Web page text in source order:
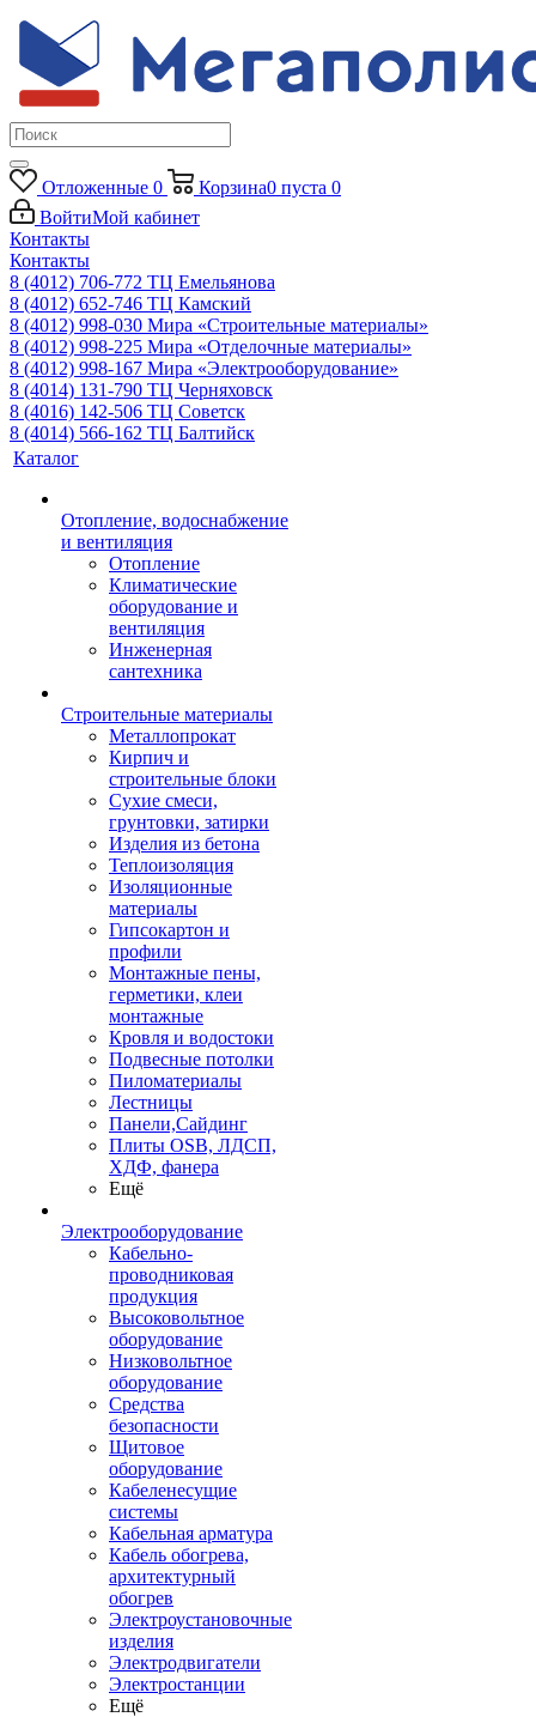
Отложенные 0 Корзина0 пуста 0
ВойтиМой кабинет
Контакты
Контакты
8 (4012) 706-772 ТЦ Емельянова
8 (4012) 652-746 ТЦ Камский
8 (4012) 998-030 Мира «Строительные материалы»
8 (4012) 998-225 Мира «Отделочные материалы»
8 (4012) 998-167 Мира «Электрооборудование»
8 (4014) 131-790 ТЦ Черняховск
8 (4016) 142-506 ТЦ Советск
8 (4014) 566-162 ТЦ Балтийск
Каталог
Отопление, водоснабжение
и вентиляция
Отопление
Климатические
оборудование и
вентиляция
Инженерная
сантехника
Строительные материалы
Металлопрокат
Кирпич и
строительные блоки
Сухие смеси,
грунтовки, затирки
Изделия из бетона
Теплоизоляция
Изоляционные
материалы
Гипсокартон и
профили
Монтажные пены,
герметики, клеи
монтажные
Кровля и водостоки
Подвесные потолки
Пиломатериалы
Лестницы
Панели,Сайдинг
Плиты OSB, ЛДСП,
ХДФ, фанера
Ещё
Электрооборудование
Кабельно-
проводниковая
продукция
Высоковольтное
оборудование
Низковольтное
оборудование
Средства
безопасности
Щитовое
оборудование
Кабеленесущие
системы
Кабельная арматура
Кабель обогрева,
архитектурный
обогрев
Электроустановочные
изделия
Электродвигатели
Электростанции
Ещё